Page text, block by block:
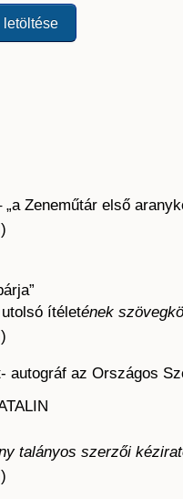
letöltése
Zeneműtár első
ítéletének
autográf az Országos
talányos szerzői